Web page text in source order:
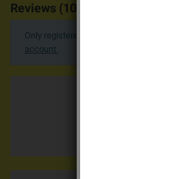
Reviews (10)
Only registered users can post a review.
account .